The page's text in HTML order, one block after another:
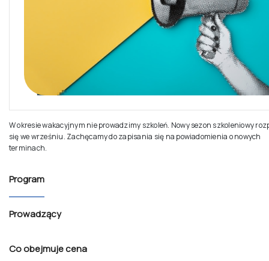
terminach.
Program
Prowadzący